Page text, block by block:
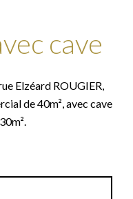
cave
Elzéard ROUGIER,
de 40m², avec cave